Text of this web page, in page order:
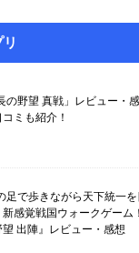
の野望 真戦」レビュー・感
ミも紹介！
足で歩きながら天下統一を
新感覚戦国ウォークゲーム
望 出陣』レビュー・感想